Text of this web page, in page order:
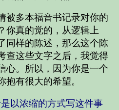
被多本福音书记录对你的
你真的觉的，从逻辑上
同样的陈述，那么这个陈
查这些文字之后，我觉得
心。所以，因为你是一个
抱有很大的希望。
以浓缩的方式写这件事